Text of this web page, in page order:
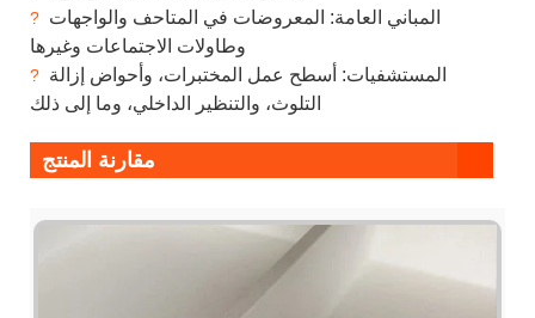
?
وطاولات الاجتماعات وغيرها
?
التلوث، والتنظير الداخلي، وما إلى ذلك
مقارنة المنتج